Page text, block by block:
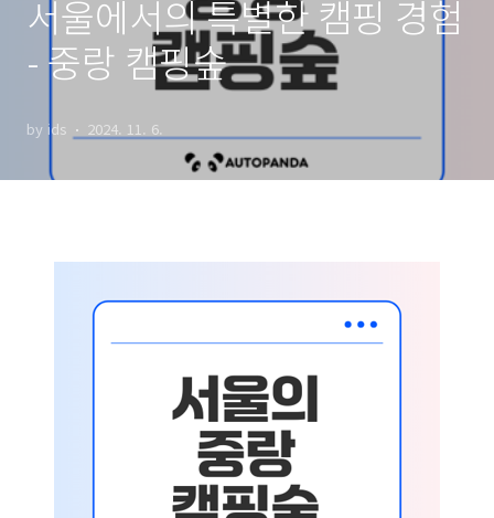
서울에서의 특별한 캠핑 경험
- 중랑 캠핑숲
by ids 2024. 11. 6.